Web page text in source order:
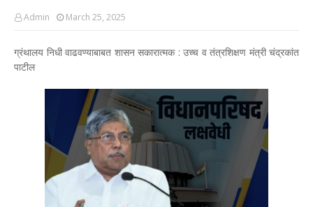
Admin March 25, 2025
ग्रंथालय निधी वाढवण्याबाबत शासन सकारात्मक : उच्च व तंत्रशिक्षण मंत्री चंद्रकांत
पाटील